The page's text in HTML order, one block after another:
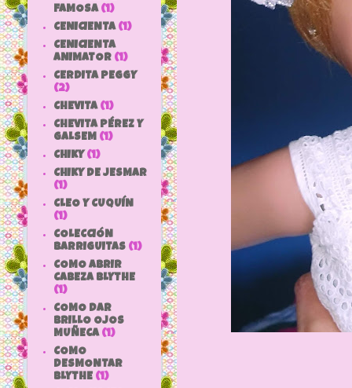
FAMOSA (1)
CENICIENTA (1)
CENICIENTA
ANIMATOR (1)
CERDITA PEGGY
(2)
CHEVITA (1)
CHEVITA PÉREZ Y
GALSEM (1)
CHIKY (1)
CHIKY DE JESMAR
(1)
CLEO Y CUQUÍN
(1)
COLECCIÓN
BARRIGUITAS (1)
COMO ABRIR
CABEZA BLYTHE
(1)
COMO DAR
BRILLO OJOS
MUÑECA (1)
COMO
DESMONTAR
BLYTHE (1)